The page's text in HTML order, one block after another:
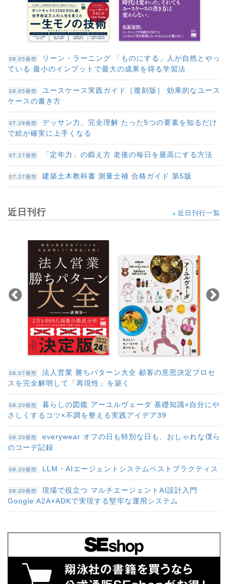
08.05発売
リーン・ラーニング 「ものにする」人が自然とやっ
ている 最小のインプットで最大の成果を得る学習法
08.05発売
ユースケース実践ガイド［復刻版］ 効果的なユース
ケースの書き方
07.29発売
デッサン力、完全理解 たった5つの要素を知るだけ
で絵が確実に上手くなる
07.27発売 「定年力」の鍛え方 老後の毎日を最高にする方法
07.27発売 建築土木教科書 測量士補 合格ガイド 第5版
近日刊行 近日刊行一覧
08.07発売
法人営業 勝ちパターン大全 顧客の意思決定プロセ
スを完全解明して「再現性」を築く
08.20発売
暮らしの図鑑 アーユルヴェーダ 基礎知識×自分にや
さしくするコツ×不調を整える実践アイデア39
08.20発売
everywear オフの日も特別な日も、おしゃれな僕ら
のコーデ記録
08.20発売 LLM・AIエージェントシステムベストプラクティス
08.20発売
現場で役立つ マルチエージェントAI設計入門
Google A2A×ADKで実現する堅牢な運用システム